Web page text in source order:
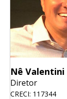
Nê Valentini
Diretor
CRECI: 117344